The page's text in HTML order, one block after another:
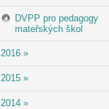
DVPP pro pedagogy
mateřských škol
2016 »
2015 »
2014 »